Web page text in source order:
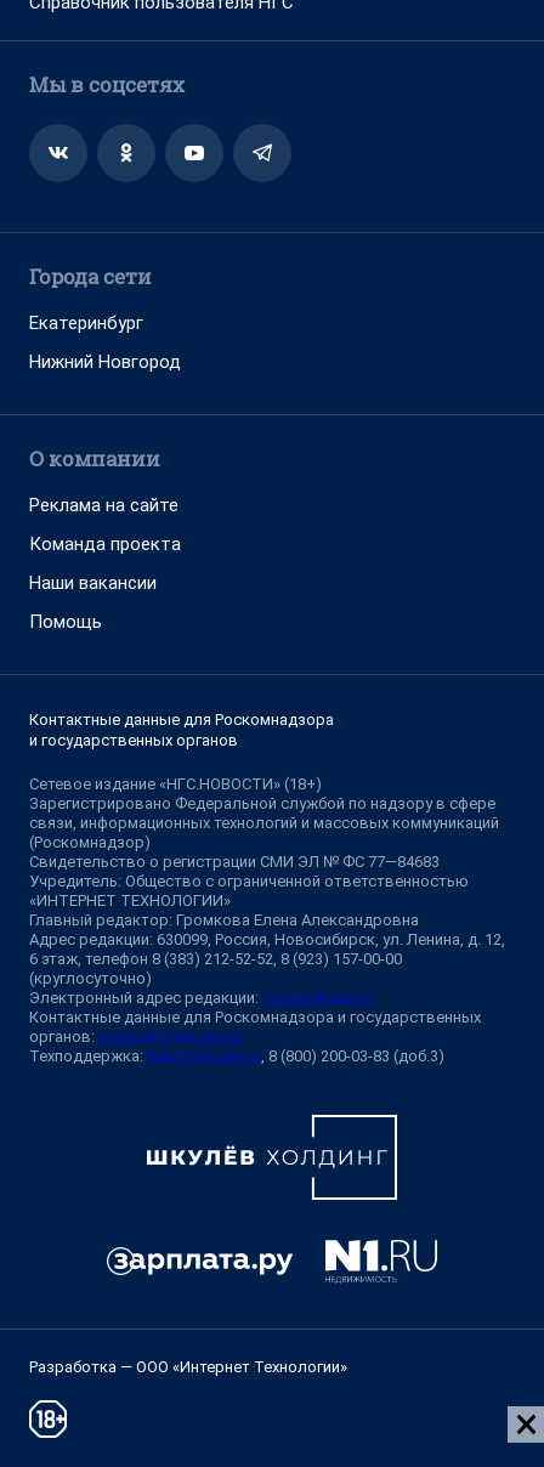
Мы в соцсетях
Города сети
Екатеринбург
Нижний Новгород
О компании
Реклама на сайте
Команда проекта
Наши вакансии
Помощь
Контактные данные для Роскомнадзора
и государственных органов
Сетевое издание «НГС.НОВОСТИ» (18+)
Зарегистрировано Федеральной службой по надзору в сфере
связи, информационных технологий и массовых коммуникаций
(Роскомнадзор)
Свидетельство о регистрации СМИ ЭЛ № ФС 77—84683
Учредитель: Общество с ограниченной ответственностью
«ИНТЕРНЕТ ТЕХНОЛОГИИ»
Главный редактор: Громкова Елена Александровна
Адрес редакции: 630099, Россия, Новосибирск, ул. Ленина, д. 12,
6 этаж, телефон 8 (383) 212-52-52, 8 (923) 157-00-00
(круглосуточно)
Электронный адрес редакции: ngs@shkulev.ru
Контактные данные для Роскомнадзора и государственных
органов: juristnsk@shkulev.ru
Техподдержка: help@shkulev.ru , 8 (800) 200-03-83 (доб.3)
Разработка — ООО «Интернет Технологии»